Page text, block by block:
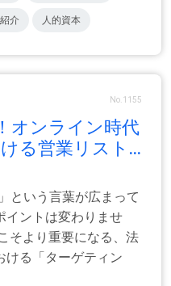
介 人的資本
No.1155
オンライン時代
る営業リスト...
という言葉が広まって
イントは変わりませ
そより重要になる、法
ける「ターゲティン